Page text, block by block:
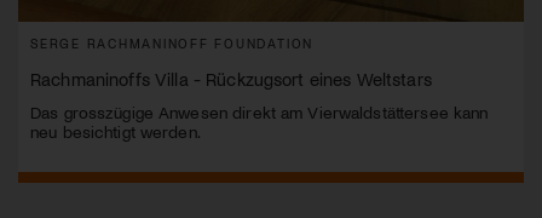
SERGE RACHMANINOFF FOUNDATION
Rachmaninoffs Villa - Rückzugsort eines Weltstars
Das grosszügige Anwesen direkt am Vierwaldstättersee kann
neu besichtigt werden.